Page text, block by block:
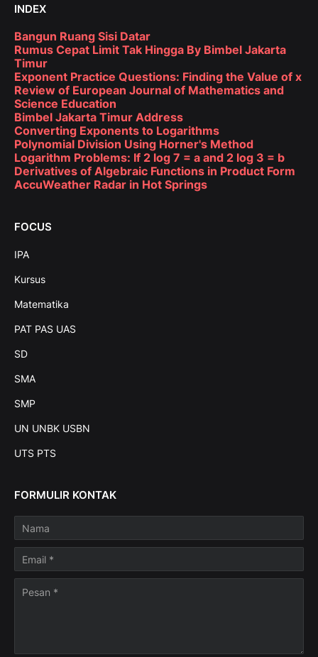
INDEX
Bangun Ruang Sisi Datar
Rumus Cepat Limit Tak Hingga By Bimbel Jakarta
Timur
Exponent Practice Questions: Finding the Value of x
Review of European Journal of Mathematics and
Science Education
Bimbel Jakarta Timur Address
Converting Exponents to Logarithms
Polynomial Division Using Horner's Method
Logarithm Problems: If 2 log 7 = a and 2 log 3 = b
Derivatives of Algebraic Functions in Product Form
AccuWeather Radar in Hot Springs
FOCUS
IPA
Kursus
Matematika
PAT PAS UAS
SD
SMA
SMP
UN UNBK USBN
UTS PTS
FORMULIR KONTAK